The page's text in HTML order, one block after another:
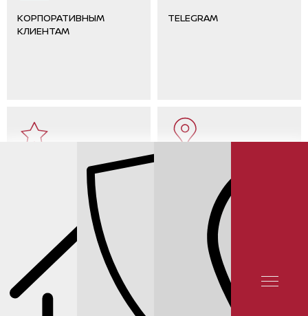
КОРПОРАТИВНЫМ
КЛИЕНТАМ
TELEGRAM
ОТЗЫВЫ КЛИЕНТОВ
ЦЕНЫ НА ЗАПЧАСТИ NISSAN TEANA L33